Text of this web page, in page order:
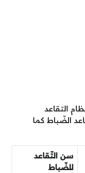
من المادة 11 من نظام التقاعد
الضّباط كما
سن التّقاعد
للضّباط